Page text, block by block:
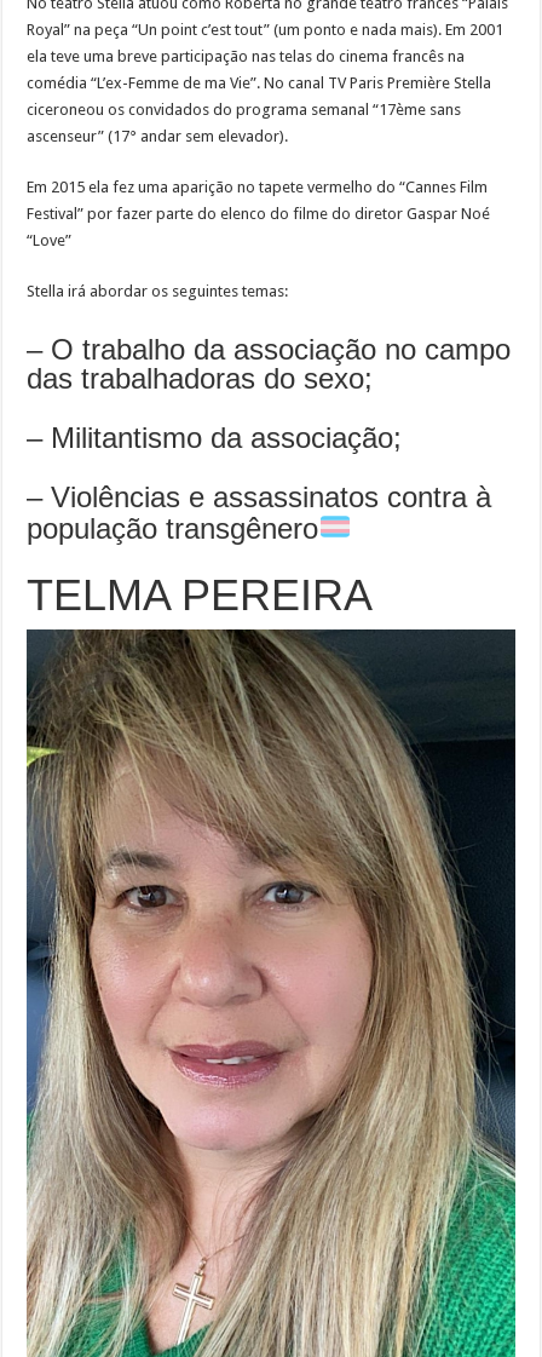
Royal” na peça “Un point c’est tout” (um ponto e nada mais). Em 2001
ela teve uma breve participação nas telas do cinema francês na
comédia “L’ex-Femme de ma Vie”. No canal TV Paris Première Stella
ciceroneou os convidados do programa semanal “17ème sans
ascenseur” (17° andar sem elevador).
Em 2015 ela fez uma aparição no tapete vermelho do “Cannes Film
Festival” por fazer parte do elenco do filme do diretor Gaspar Noé
“Love”
Stella irá abordar os seguintes temas:
– O trabalho da associação no campo
das trabalhadoras do sexo;
– Militantismo da associação;
– Violências e assassinatos contra à
população transgênero
TELMA PEREIRA